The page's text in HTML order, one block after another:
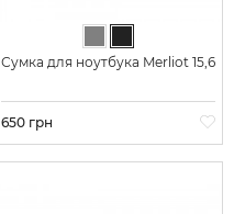
Сумка для ноутбука Merliot 15,6
Цена
650 грн